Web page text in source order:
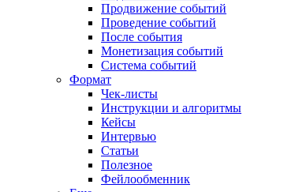
Продвижение событий
Проведение событий
После события
Монетизация событий
Система событий
Формат
Чек-листы
Инструкции и алгоритмы
Кейсы
Интервью
Статьи
Полезное
Фейлообменник